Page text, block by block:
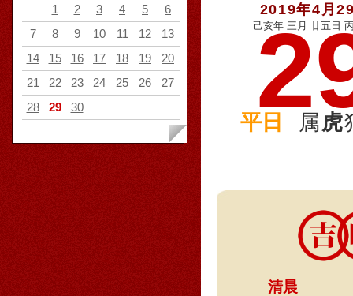
1
2 3 4 5
6
7
8 9 10 11 12
13
14
15 16 17 18 19
20
21
22 23 24 25 26
27
28
29 30
2019年4月
己亥年 三月 廿五日
平日 属虎
清晨